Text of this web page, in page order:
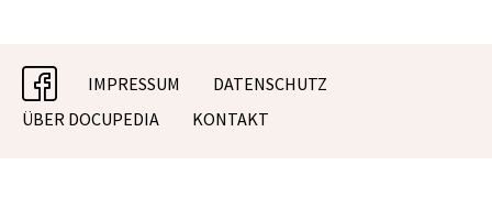
facebookIMPRESSUM
DATENSCHUTZ
ÜBER DOCUPEDIA
KONTAKT